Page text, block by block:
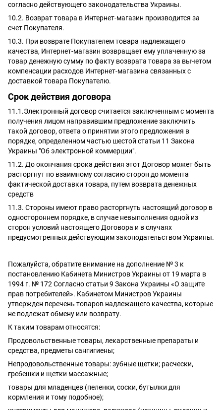
согласно действующего законодательства Украины.
10.2. Возврат товара в Интернет-магазин производится за
счет Покупателя.
10.3. При возврате Покупателем товара надлежащего
качества, Интернет-магазин возвращает ему уплаченную за
товар денежную сумму по факту возврата товара за вычетом
компенсации расходов Интернет-магазина связанных с
доставкой товара Покупателю.
Срок действия договора
11.1.Электронный договор считается заключенным с момента
получения лицом направившим предложение заключить
такой договор, ответа о принятии этого предложения в
порядке, определенном частью шестой статьи 11 Закона
Украины "Об электронной коммерции".
11.2. До окончания срока действия этот Договор может быть
расторгнут по взаимному согласию сторон до момента
фактической доставки товара, путем возврата денежных
средств
11.3. Стороны имеют право расторгнуть настоящий договор в
одностороннем порядке, в случае невыполнения одной из
сторон условий настоящего Договора и в случаях
предусмотренных действующим законодательством Украины.
Пожалуйста, обратите внимание на дополнение № 3 к
постановлению Кабинета Министров Украины от 19 марта в
1994 г. № 172 Согласно статьи 9 Закона Украины «О защите
прав потребителей». Кабинетом Министров Украины
утвержден перечень товаров надлежащего качества, которые
не подлежат обмену или возврату.
К таким товарам относятся:
Продовольственные товары, лекарственные препараты и
средства, предметы сангигиены;
Непродовольственные товары: зубные щетки; расчески,
гребешки и щетки массажные;
товары для младенцев (пеленки, соски, бутылки для
кормления и тому подобное);